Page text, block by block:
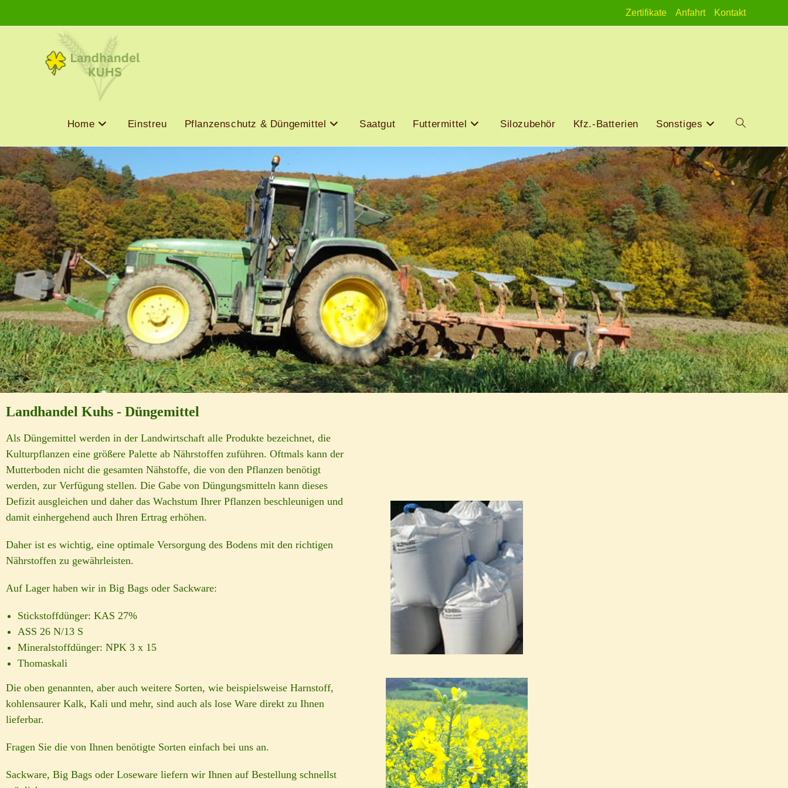
Zertifikate Anfahrt Kontakt
Home Einstreu Pflanzenschutz & Düngemittel Saatgut Futtermittel Silozubehör Kfz.-Batterien Sonstiges
Landhandel Kuhs - Düngemittel
Als Düngemittel werden in der Landwirtschaft alle Produkte bezeichnet, die
Kulturpflanzen eine größere Palette ab Nährstoffen zuführen. Oftmals kann der
Mutterboden nicht die gesamten Nähstoffe, die von den Pflanzen benötigt
werden, zur Verfügung stellen. Die Gabe von Düngungsmitteln kann dieses
Defizit ausgleichen und daher das Wachstum Ihrer Pflanzen beschleunigen und
damit einhergehend auch Ihren Ertrag erhöhen.
Daher ist es wichtig, eine optimale Versorgung des Bodens mit den richtigen
Nährstoffen zu gewährleisten.
Auf Lager haben wir in Big Bags oder Sackware:
Stickstoffdünger: KAS 27%
ASS 26 N/13 S
Mineralstoffdünger: NPK 3 x 15
Thomaskali
Die oben genannten, aber auch weitere Sorten, wie beispielsweise Harnstoff,
kohlensaurer Kalk, Kali und mehr, sind auch als lose Ware direkt zu Ihnen
lieferbar.
Fragen Sie die von Ihnen benötigte Sorten einfach bei uns an.
Sackware, Big Bags oder Loseware liefern wir Ihnen auf Bestellung schnellst